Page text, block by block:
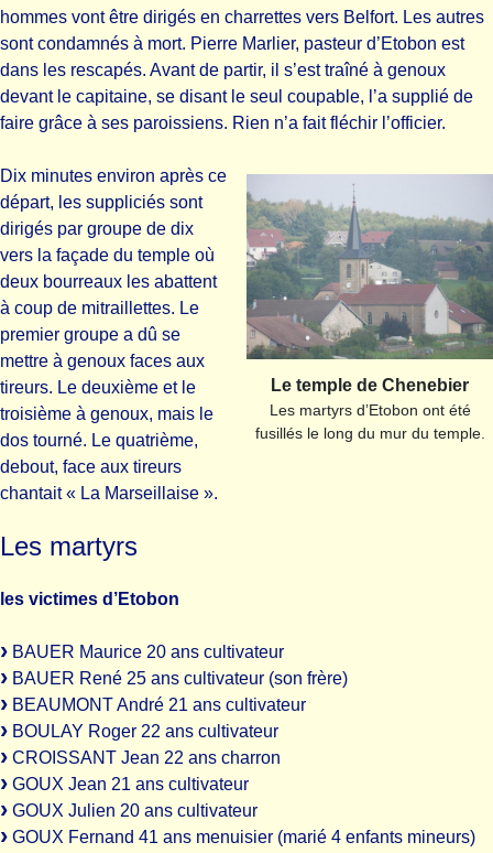
hommes vont être dirigés en charrettes vers Belfort. Les autres
sont condamnés à mort. Pierre Marlier, pasteur d’Etobon est
dans les rescapés. Avant de partir, il s’est traîné à genoux
devant le capitaine, se disant le seul coupable, l’a supplié de
faire grâce à ses paroissiens. Rien n’a fait fléchir l’officier.
Le temple de Chenebier
Les martyrs d’Etobon ont été
fusillés le long du mur du temple.
Dix minutes environ après ce
départ, les suppliciés sont
dirigés par groupe de dix
vers la façade du temple où
deux bourreaux les abattent
à coup de mitraillettes. Le
premier groupe a dû se
mettre à genoux faces aux
tireurs. Le deuxième et le
troisième à genoux, mais le
dos tourné. Le quatrième,
debout, face aux tireurs
chantait « La Marseillaise ».
Les martyrs
les victimes d’Etobon
BAUER Maurice 20 ans cultivateur
BAUER René 25 ans cultivateur (son frère)
BEAUMONT André 21 ans cultivateur
BOULAY Roger 22 ans cultivateur
CROISSANT Jean 22 ans charron
GOUX Jean 21 ans cultivateur
GOUX Julien 20 ans cultivateur
GOUX Fernand 41 ans menuisier (marié 4 enfants mineurs)